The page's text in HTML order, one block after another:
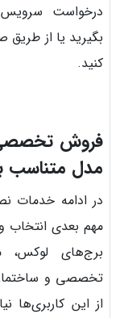
درخواست سرویس
بگیرید یا از طریق
کنید.
فروش تخصصی
مدل متناسب
در ادامه خدمات
مهم بعدی انتخاب
برج‌های لوکس،
تخصصی و
از این کاربری‌ها